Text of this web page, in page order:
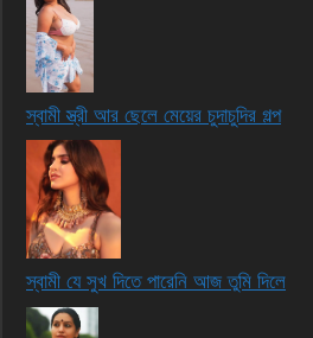
স্বামী স্ত্রী আর ছেলে মেয়ের চুদাচুদির গল্প
স্বামী যে সুখ দিতে পারেনি আজ তুমি দিলে